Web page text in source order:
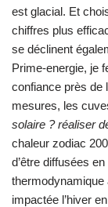
est glacial. Et
chiffres plus
se déclinent
Prime-energie, je
confiance près de
mesures, les
solaire ? réaliser
chaleur zodiac
d’être diffusées
thermodynamique
impactée l’hiver